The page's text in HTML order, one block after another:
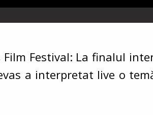
Festival: La finalul
a interpretat live o